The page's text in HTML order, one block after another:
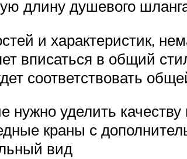
длину душевого
и характеристик,
вписаться в общий
соответствовать
уделить качеству
краны с
вид